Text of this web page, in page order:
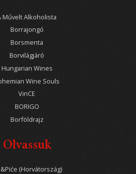
Művelt Alkoholista
Borrajongó
Borsmenta
Borvilágjáró
Hungarian Wines
Wine Souls
VinCE
BORIGO
Borföldrajz
Olvassuk
(Horvátország)